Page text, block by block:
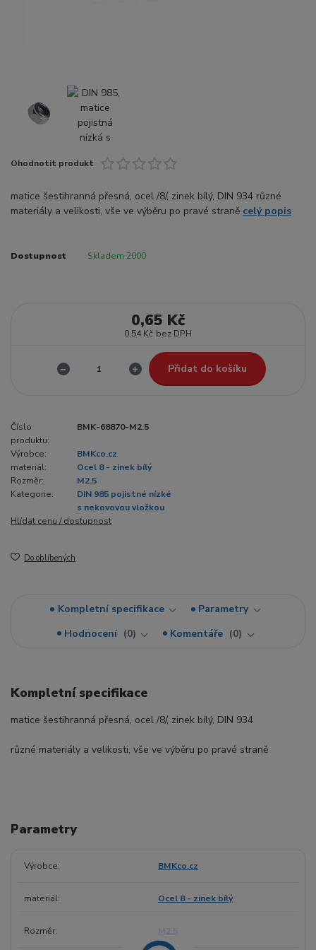
Ohodnotit produkt
matice šestihranná přesná, ocel /8/, zinek bílý, DIN 934 různé
materiály a velikosti, vše ve výběru po pravé straně celý popis
Dostupnost Skladem 2000
0,65 Kč
0,54 Kč bez DPH
Přidat do košíku
Číslo
produktu:
BMK-68870-M2.5
Výrobce:
BMKco.cz
materiál:
Ocel 8 - zinek bílý
Rozměr:
M2.5
Kategorie:
DIN 985 pojistné nízké
s nekovovou vložkou
Hlídat cenu / dostupnost
Do oblíbených
Kompletní specifikace
Parametry
Hodnocení
0 Komentáře 0
Kompletní specifikace
matice šestihranná přesná, ocel /8/, zinek bílý, DIN 934
různé materiály a velikosti, vše ve výběru po pravé straně
Parametry
Výrobce BMKco.cz
materiál Ocel 8 - zinek bílý
Rozměr